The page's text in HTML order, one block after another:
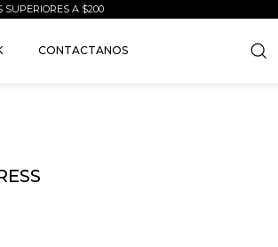
SUPERIORES A $200
CONTACTANOS